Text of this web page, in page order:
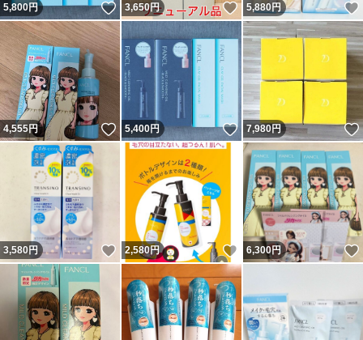
5,800円 いいね！
3,650円 いいね！
5,880円
4,555円 いいね！
5,400円 いいね！
7,980円
3,580円 いいね！
2,580円 いいね！
6,300円